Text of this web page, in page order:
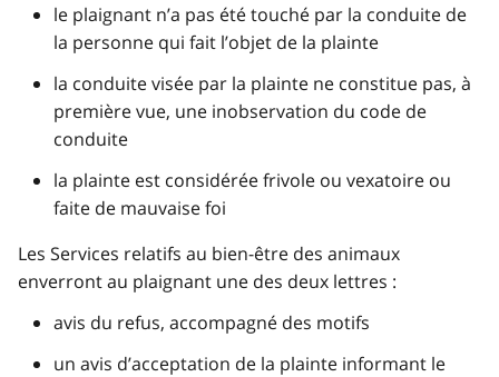
le plaignant n’a pas été touché par la conduite de
la personne qui fait l’objet de la plainte
la conduite visée par la plainte ne constitue pas, à
première vue, une inobservation du code de
conduite
la plainte est considérée frivole ou vexatoire ou
faite de mauvaise foi
Les Services relatifs au bien-être des animaux
enverront au plaignant une des deux lettres :
avis du refus, accompagné des motifs
un avis d’acceptation de la plainte informant le